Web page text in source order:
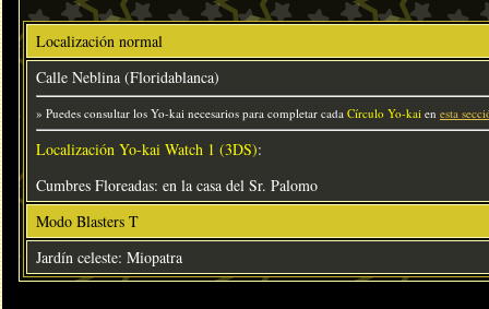
Localización normal
Calle Neblina (Floridablanca)
» Puedes consultar los Yo-kai necesarios para completar cada Círculo Yo-kai en esta
Localización Yo-kai Watch 1 (3DS):
Cumbres Floreadas: en la casa del Sr. Palomo
Modo Blasters T
Jardín celeste: Miopatra